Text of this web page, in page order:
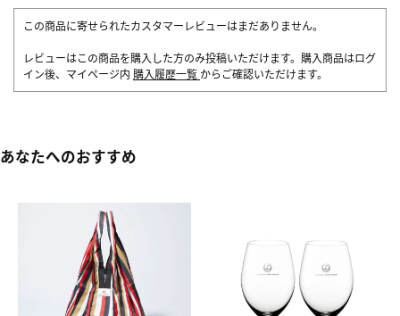
この商品に寄せられたカスタマーレビューはまだありません。
レビューはこの商品を購入した方のみ投稿いただけます。購入商品はログ
イン後、マイページ内 購入履歴一覧 からご確認いただけます。
あなたへのおすすめ